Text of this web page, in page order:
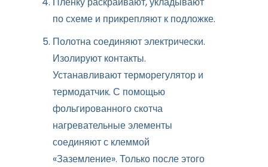
по схеме и прикрепляют к подложке.
Полотна соединяют электрически.
Изолируют контакты.
Устанавливают терморегулятор и
термодатчик. С помощью
фольгированного скотча
нагревательные элементы
соединяют с клеммой
«Заземление». Только после этого